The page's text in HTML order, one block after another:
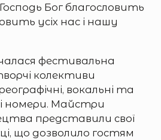
Бог благословить
усіх нас і нашу
фестивальна
колективи
вокальні та
номери. Майстри
представили свої
що дозволило гостям